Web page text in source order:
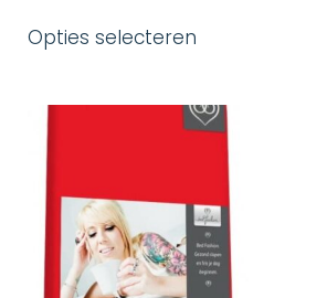
Opties selecteren
variaties.
Deze
optie
kan
gekozen
worden
op
de